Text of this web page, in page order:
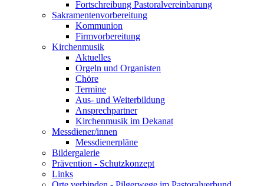
Fortschreibung Pastoralvereinbarung
Sakramentenvorbereitung
Kommunion
Firmvorbereitung
Kirchenmusik
Aktuelles
Orgeln und Organisten
Chöre
Termine
Aus- und Weiterbildung
Ansprechpartner
Kirchenmusik im Dekanat
Messdiener/innen
Messdienerpläne
Bildergalerie
Prävention - Schutzkonzept
Links